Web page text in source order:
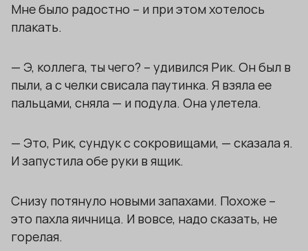
Мне было радостно – и при этом хотелось
плакать.
— Э, коллега, ты чего? – удивился Рик. Он был в
пыли, а с челки свисала паутинка. Я взяла ее
пальцами, сняла — и подула. Она улетела.
— Это, Рик, сундук с сокровищами, — сказала я.
И запустила обе руки в ящик.
Снизу потянуло новыми запахами. Похоже –
это пахла яичница. И вовсе, надо сказать, не
горелая.